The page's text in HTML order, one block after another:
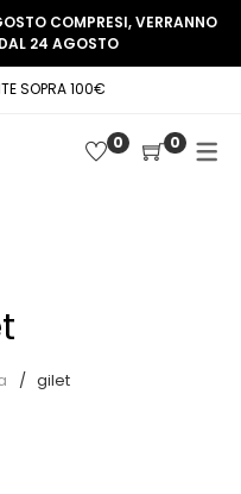
COMPRESI, VERRANNO
24 AGOSTO
SOPRA 100€
0 0
gilet